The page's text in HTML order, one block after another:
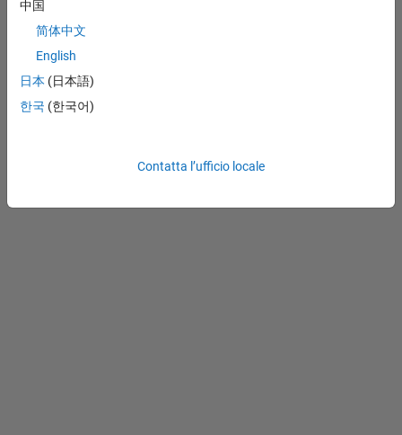
中国
简体中文
English
日本 (日本語)
한국 (한국어)
Contatta l’ufficio locale